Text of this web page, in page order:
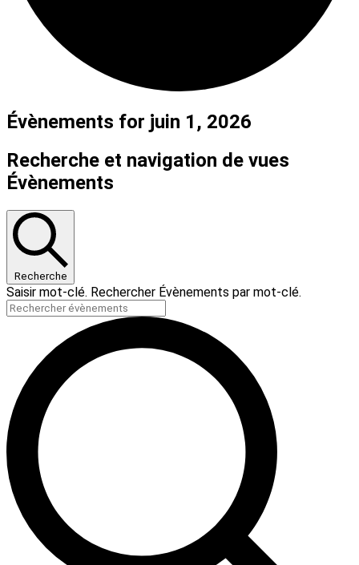
Évènements for juin 1, 2026
Recherche et navigation de vues
Évènements
Recherche
Saisir mot-clé. Rechercher Évènements par mot-clé.